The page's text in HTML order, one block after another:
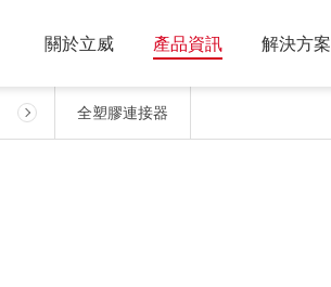
關於立威 產品資訊 解決方案
全塑膠連接器